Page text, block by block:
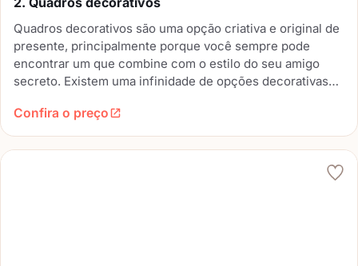
Quadros decorativos são uma opção criativa e original de
presente, principalmente porque você sempre pode
encontrar um que combine com o estilo do seu amigo
secreto. Existem uma infinidade de opções decorativas
dá até pra mandar fazer um personalizado.
Confira o preço